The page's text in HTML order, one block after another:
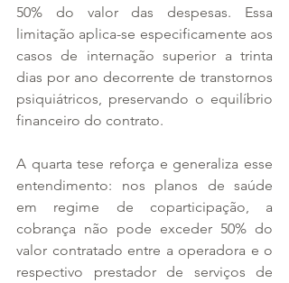
50% do valor das despesas. Essa
limitação aplica-se especificamente aos
casos de internação superior a trinta
dias por ano decorrente de transtornos
psiquiátricos, preservando o equilíbrio
financeiro do contrato.
A quarta tese reforça e generaliza esse
entendimento: nos planos de saúde
em regime de coparticipação, a
cobrança não pode exceder 50% do
valor contratado entre a operadora e o
respectivo prestador de serviços de